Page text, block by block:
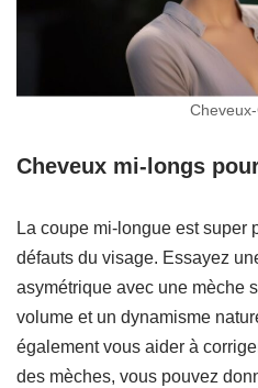
Cheveux mi-longs
La coupe mi-longue est super
défauts du visage. Essayez
asymétrique avec une mèche
volume et un dynamisme
également vous aider à
des mèches, vous pouvez